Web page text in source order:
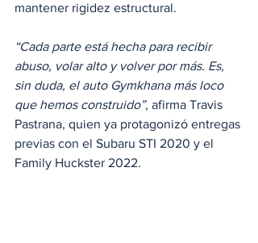
mantener rigidez estructural.
“Cada parte está hecha para recibir
abuso, volar alto y volver por más. Es,
sin duda, el auto Gymkhana más loco
que hemos construido”, afirma Travis
Pastrana, quien ya protagonizó entregas
previas con el Subaru STI 2020 y el
Family Huckster 2022.